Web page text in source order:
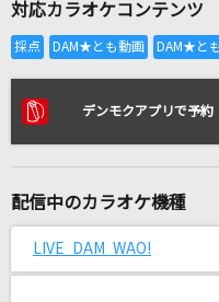
リアルタイム
[生音]HELLO～
対応カラオケコンテンツ
デンモクアプリで予約
配信中のカラオケ機種
LIVE DAM WAO!